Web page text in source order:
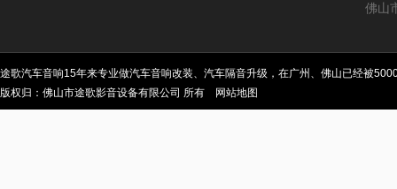
佛山
途歌汽车音响15年来专业做汽车音响改装、汽车隔音升级，在广州、佛山已经被
版权归：佛山市途歌影音设备有限公司 所有
网站地图